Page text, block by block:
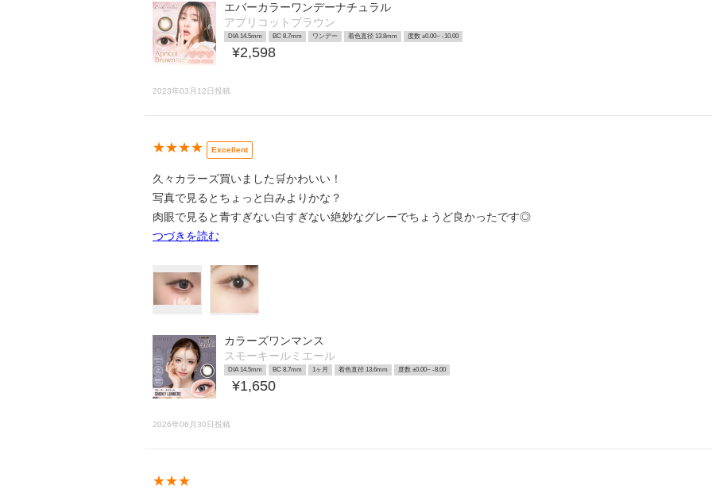
エバーカラーワンデーナチュラル
アプリコットブラウン
DIA 14.5mm BC 8.7mm ワンデー 着色直径 13.8mm 度数 ±0.00~ -10.00
¥2,598
2023年03月12日投稿
★★★★ Excellent
久々カラーズ買いました🛒かわいい！
写真で見るとちょっと白みよりかな？
肉眼で見ると青すぎない白すぎない絶妙なグレーでちょうど良かったです◎
つづきを読む
カラーズワンマンス
スモーキールミエール
DIA 14.5mm BC 8.7mm 1ヶ月 着色直径 13.6mm 度数 ±0.00~ -8.00
¥1,650
2026年06月30日投稿
★★★